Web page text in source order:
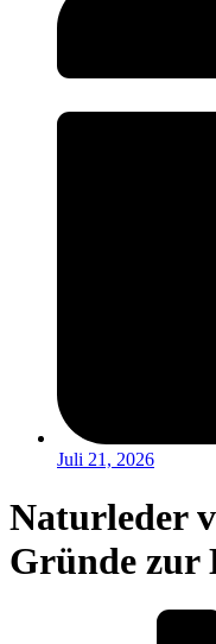
Juli 21, 2026
Naturleder
Gründe zur